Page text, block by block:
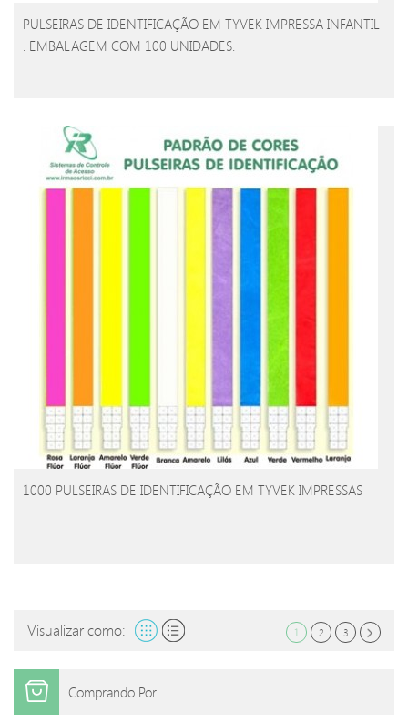
PULSEIRAS DE IDENTIFICAÇÃO EM TYVEK IMPRESSA INFANTIL
. EMBALAGEM COM 100 UNIDADES.
1000 PULSEIRAS DE IDENTIFICAÇÃO EM TYVEK IMPRESSAS
Visualizar como: 1 2 3
Comprando Por